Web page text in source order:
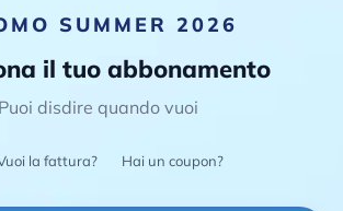
SUMMER 2026
il tuo abbonamento
Puoi disdire quando vuoi
la fattura? Hai un coupon?